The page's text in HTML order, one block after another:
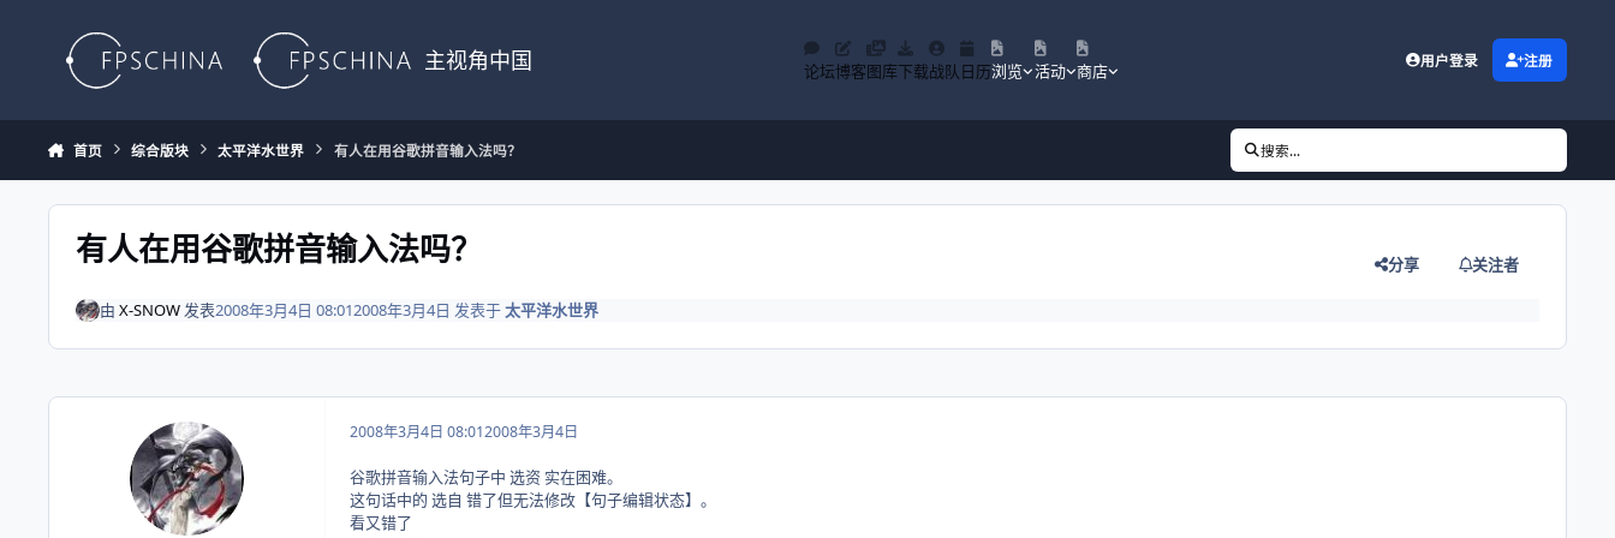
主视角中国 论坛博客图库下载战队 日历浏览 活动 商店
用户登录 注册
首页 综合版块 太平洋水世界 有人在用谷歌拼音输入法吗？ 搜索...
有人在用谷歌拼音输入法吗？ 分享 关注者
由 X-SNOW发表2008年3月4日 08:012008年3月4日 发表于太平洋水世界
2008年3月4日 08:012008年3月4日
谷歌拼音输入法句子中 选资 实在困难。
这句话中的 选自 错了但无法修改【句子编辑状态】。
看又错了